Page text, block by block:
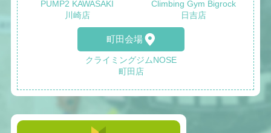
PUMP2 KAWASAKI
川崎店
Climbing Gym Bigrock
日吉店
町田会場
クライミングジムNOSE
町田店